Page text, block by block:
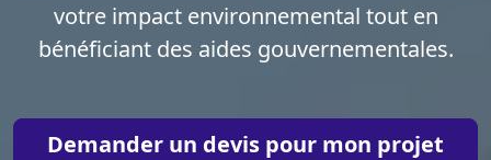
votre impact environnemental tout en
bénéficiant des aides gouvernementales.
Demander un devis pour mon projet